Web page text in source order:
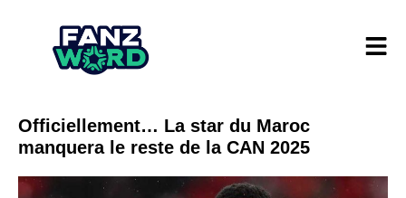
Officiellement… La star du Maroc
manquera le reste de la CAN 2025